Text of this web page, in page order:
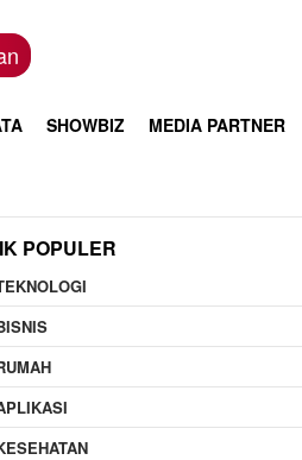
SHOWBIZ MEDIA PARTNER
POPULER